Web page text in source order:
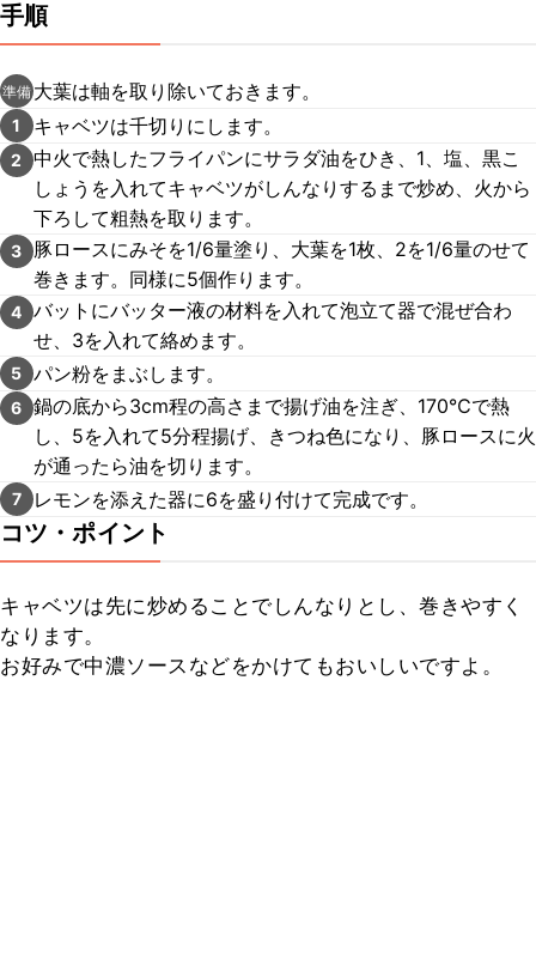
手順
準備 大葉は軸を取り除いておきます。
1 キャベツは千切りにします。
2
中火で熱したフライパンにサラダ油をひき、1、塩、黒こ
しょうを入れてキャベツがしんなりするまで炒め、火から
下ろして粗熱を取ります。
3
豚ロースにみそを1/6量塗り、大葉を1枚、2を1/6量のせて
巻きます。同様に5個作ります。
4 バットにバッター液の材料を入れて泡立て器で混ぜ合わ
せ、3を入れて絡めます。
5 パン粉をまぶします。
6 鍋の底から3cm程の高さまで揚げ油を注ぎ、170℃で熱
し、5を入れて5分程揚げ、きつね色になり、豚ロースに火
が通ったら油を切ります。
7 レモンを添えた器に6を盛り付けて完成です。
コツ・ポイント
キャベツは先に炒めることでしんなりとし、巻きやすく
なります。
お好みで中濃ソースなどをかけてもおいしいですよ。